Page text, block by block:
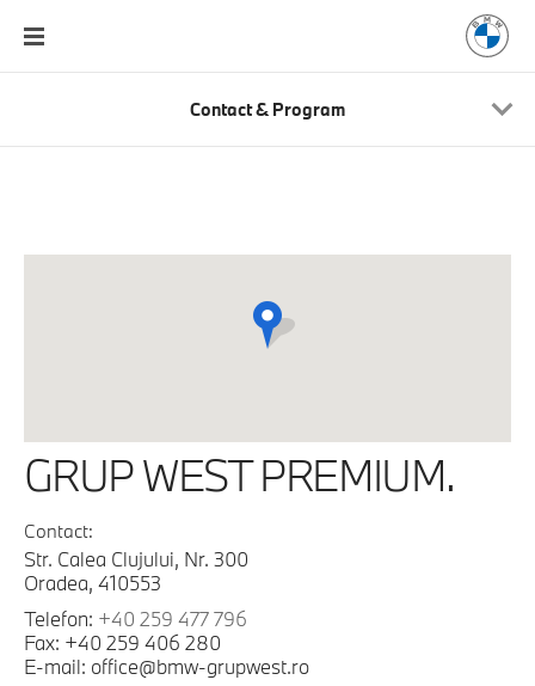
Contact & Program
GRUP WEST PREMIUM.
Contact:
Str. Calea Clujului, Nr. 300
Oradea, 410553
Telefon: +40 259 477 796
Fax: +40 259 406 280
E-mail: office@bmw-grupwest.ro